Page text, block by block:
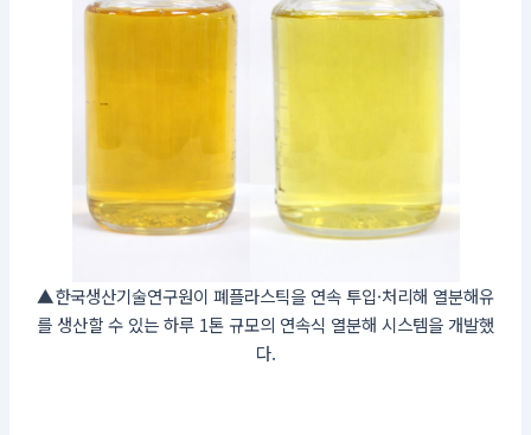
▲한국생산기술연구원이 폐플라스틱을 연속 투입·처리해 열분해유
를 생산할 수 있는 하루 1톤 규모의 연속식 열분해 시스템을 개발했
다.